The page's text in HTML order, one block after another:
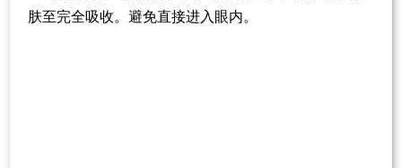
肤至完全吸收。避免直接进入眼内。